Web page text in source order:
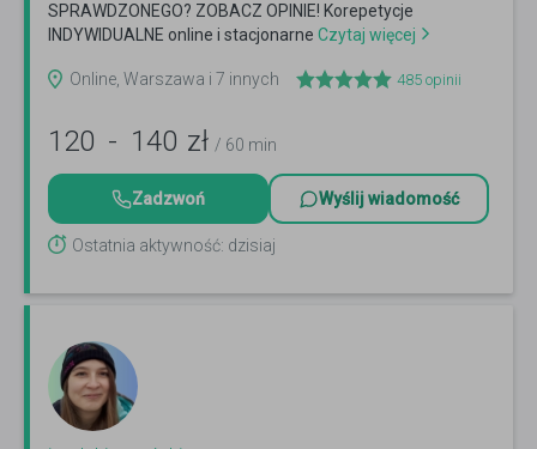
SPRAWDZONEGO? ZOBACZ OPINIE! Korepetycje
INDYWIDUALNE online i stacjonarne Czytaj więcej
Online, Warszawa i 7 innych 485 opinii
120 - 140 zł / 60 min
Zadzwoń Wyślij wiadomość
Ostatnia aktywność: dzisiaj